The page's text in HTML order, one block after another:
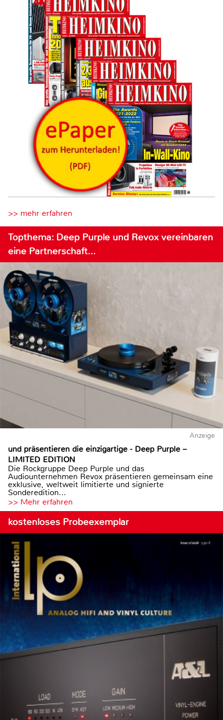
>> mehr erfahren
Topthema: Deep Purple und Revox vereinbaren
eine Partnerschaft…
Anzeige
und präsentieren die einzigartige - Deep Purple –
LIMITED EDITION
Die Rockgruppe Deep Purple und das
Audiounternehmen Revox präsentieren gemeinsam eine
exklusive, weltweit limitierte und signierte
Sonderedition...
>> Mehr erfahren
kostenloses Probeexemplar